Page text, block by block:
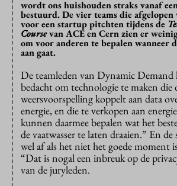
wordt ons huishouden straks vanaf
bestuurd. De vier teams die
voor een startup pitchten tijdens de
Coursevan ACE en Cern zien er
om voor anderen te bepalen wanneer
aan gaat.
De teamleden van Dynamic Demand
bedacht om technologie te maken die
weersvoorspelling koppelt aan data
energie, en die te verkopen aan
kunnen daarmee bepalen wat het
de vaatwasser te laten draaien.” En
wel af als het niet het goede moment
“Dat is nogal een inbreuk op de
van de juryleden.